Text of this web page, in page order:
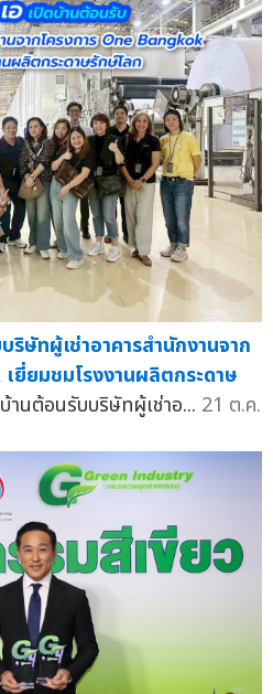
ษัทผู้เช่าอาคารสำนักงานจาก
ยี่ยมชมโรงงานผลิตกระดาษ
นต้อนรับบริษัทผู้เช่าอ... 21 ต.ค.